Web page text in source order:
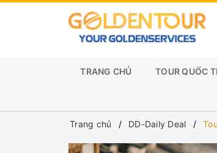
TRANG CHỦ TOUR QUỐC
Trang chủ DD-Daily Deal